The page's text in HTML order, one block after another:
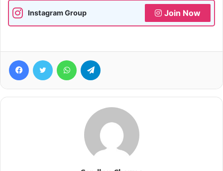
Instagram Group Join Now
FacebookTwitter WhatsApp